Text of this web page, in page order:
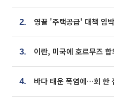
2.
3.
4. 바다 태운 폭염에…회 한